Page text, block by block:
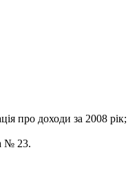
про доходи за 2008
№ 23.